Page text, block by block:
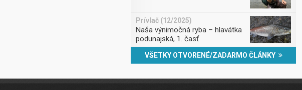
Prívlač (12/2025)
Naša výnimočná ryba – hlavátka
podunajská, 1. časť
VŠETKY OTVORENÉ/ZADARMO ČLÁNKY